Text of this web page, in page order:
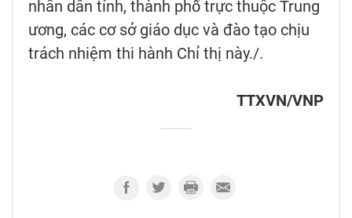
nhân dân tỉnh, thành phố trực thuộc Trung
ương, các cơ sở giáo dục và đào tạo chịu
trách nhiệm thi hành Chỉ thị này./.
TTXVN/VNP